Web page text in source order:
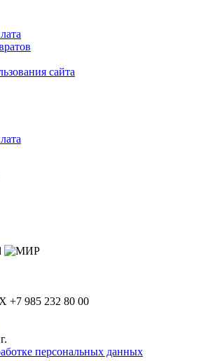
сайта
+7 985 232 80 00
персональных данных